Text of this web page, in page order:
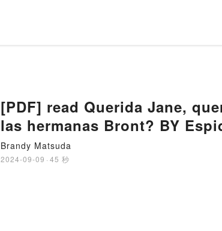
[PDF] read Querida Jane,
las hermanas Bront? BY
Brandy Matsuda
2024-09-09 · 45 秒